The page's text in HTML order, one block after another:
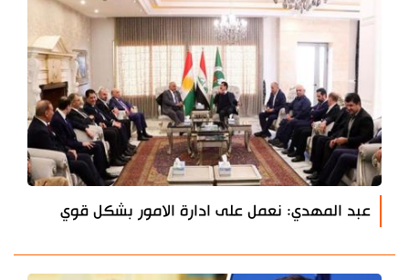
عبد المهدي: نعمل على ادارة الامور بشكل قوي